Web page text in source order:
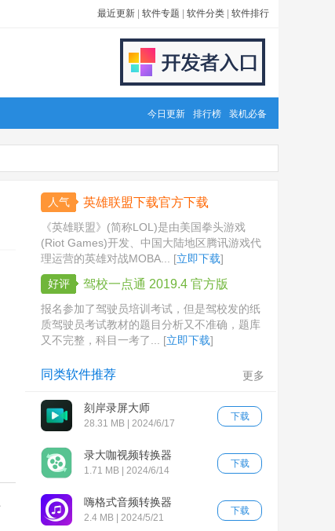
最近更新 软件专题 软件分类 软件排行
今日更新 排行榜 装机必备
人气 英雄联盟下载官方下载
《英雄联盟》(简称LOL)是由美国拳头游戏
(Riot Games)开发、中国大陆地区腾讯游戏代
理运营的英雄对战MOBA... [立即下载]
好评
驾校一点通 2019.4 官方版
报名参加了驾驶员培训考试，但是驾校发的纸
质驾驶员考试教材的题目分析又不准确，题库
又不完整，科目一考了... [立即下载]
更多
同类软件推荐
下载
刻岸录屏大师
28.31 MB | 2024/6/17
下载
录大咖视频转换器
1.71 MB | 2024/6/14
下载
嗨格式音频转换器
2.4 MB | 2024/5/21